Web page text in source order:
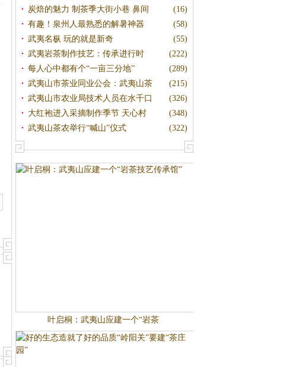
(16)
炭焙的魅力 制茶季大街小巷 鼻间
(58)
有趣！泉州人最熟悉的解暑神器
(55)
武夷名枞 玩的就是新奇
(222)
武夷岩茶制作技艺：传承进行时
(289)
每人心中都有个“一亩三分地”
(215)
武夷山市茶业同业公会：武夷山茶
(326)
武夷山市农业局技术人员在水千口
(348)
大红袍进入采摘制作季节 天心村
(322)
武夷山茶农举行“喊山”仪式
叶启桐：武夷山应建一个“岩茶